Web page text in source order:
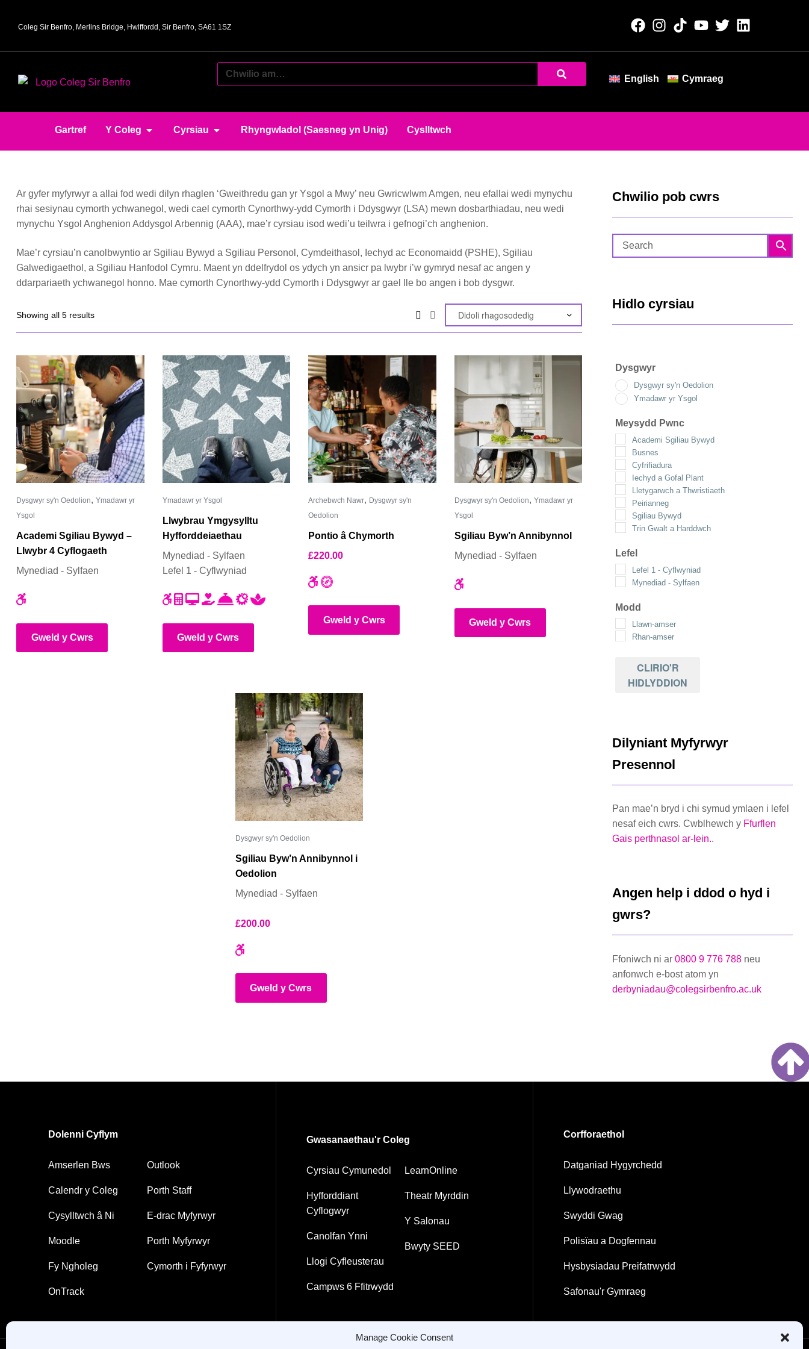
Manage Cookie Consent
Coleg Sir Benfro, Merlins Bridge, Hwlffordd, Sir Benfro, SA61 1SZ
English Cymraeg
Gartref Y Coleg Cyrsiau Rhyngwladol (Saesneg yn Unig) Cyslltwch
Ar gyfer myfyrwyr a allai fod wedi dilyn rhaglen ‘Gweithredu gan yr Ysgol a Mwy’ neu Gwricwlwm Amgen, neu efallai wedi mynychu
rhai sesiynau cymorth ychwanegol, wedi cael cymorth Cynorthwy-ydd Cymorth i Ddysgwyr (LSA) mewn dosbarthiadau, neu wedi
mynychu Ysgol Anghenion Addysgol Arbennig (AAA), mae’r cyrsiau isod wedi’u teilwra i gefnogi’ch anghenion.
Mae’r cyrsiau’n canolbwyntio ar Sgiliau Bywyd a Sgiliau Personol, Cymdeithasol, Iechyd ac Economaidd (PSHE), Sgiliau
Galwedigaethol, a Sgiliau Hanfodol Cymru. Maent yn ddelfrydol os ydych yn ansicr pa lwybr i’w gymryd nesaf ac angen y
ddarpariaeth ychwanegol honno. Mae cymorth Cynorthwy-ydd Cymorth i Ddysgwyr ar gael lle bo angen i bob dysgwr.
Showing all 5 results
Dysgwyr sy'n Oedolion, Ymadawr yr
Ysgol
Academi Sgiliau Bywyd –
Llwybr 4 Cyflogaeth
Mynediad - Sylfaen
Gweld y Cwrs
Ymadawr yr Ysgol
Llwybrau Ymgysylltu
Hyfforddeiaethau
Mynediad - Sylfaen
Lefel 1 - Cyflwyniad
Gweld y Cwrs
Archebwch Nawr, Dysgwyr sy'n
Oedolion
Pontio â Chymorth
£220.00
Gweld y Cwrs
Dysgwyr sy'n Oedolion, Ymadawr yr
Ysgol
Sgiliau Byw’n Annibynnol
Mynediad - Sylfaen
Gweld y Cwrs
Dysgwyr sy'n Oedolion
Sgiliau Byw’n Annibynnol i
Oedolion
Mynediad - Sylfaen
£200.00
Gweld y Cwrs
Chwilio pob cwrs
Hidlo cyrsiau
Dysgwyr
Dysgwyr sy'n Oedolion
Ymadawr yr Ysgol
Meysydd Pwnc
Academi Sgiliau Bywyd
Busnes
Cyfrifiadura
Iechyd a Gofal Plant
Lletygarwch a Thwristiaeth
Peirianneg
Sgiliau Bywyd
Trin Gwalt a Harddwch
Lefel
Lefel 1 - Cyflwyniad
Mynediad - Sylfaen
Modd
Llawn-amser
Rhan-amser
CLIRIO'R
HIDLYDDION
Dilyniant Myfyrwyr
Presennol
Pan mae’n bryd i chi symud ymlaen i lefel
nesaf eich cwrs. Cwblhewch y Ffurflen
Gais perthnasol ar-lein..
Angen help i ddod o hyd i
gwrs?
Ffoniwch ni ar 0800 9 776 788 neu
anfonwch e-bost atom yn
derbyniadau@colegsirbenfro.ac.uk
Dolenni Cyflym
Amserlen Bws
Calendr y Coleg
Cysylltwch â Ni
Moodle
Fy Ngholeg
OnTrack
Outlook
Porth Staff
E-drac Myfyrwyr
Porth Myfyrwyr
Cymorth i Fyfyrwyr
Gwasanaethau'r Coleg
Cyrsiau Cymunedol
Hyfforddiant
Cyflogwyr
Canolfan Ynni
Llogi Cyfleusterau
Campws 6 Ffitrwydd
LearnOnline
Theatr Myrddin
Y Salonau
Bwyty SEED
Corfforaethol
Datganiad Hygyrchedd
Llywodraethu
Swyddi Gwag
Polisïau a Dogfennau
Hysbysiadau Preifatrwydd
Safonau'r Gymraeg